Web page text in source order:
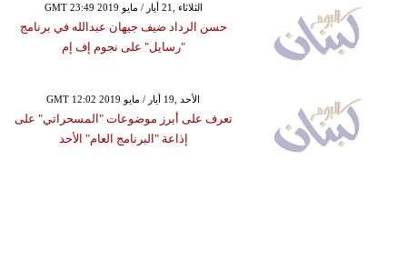
GMT 23:49 2019 الثلاثاء ,21 أيار / مايو
حسن الرداد ضيف جيهان عبدالله في برنامج
"رسايل" على نجوم إف إم
GMT 12:02 2019 الأحد ,19 أيار / مايو
تعرف على أبرز موضوعات "المسحراتي" على
إذاعة "البرنامج العام" الأحد